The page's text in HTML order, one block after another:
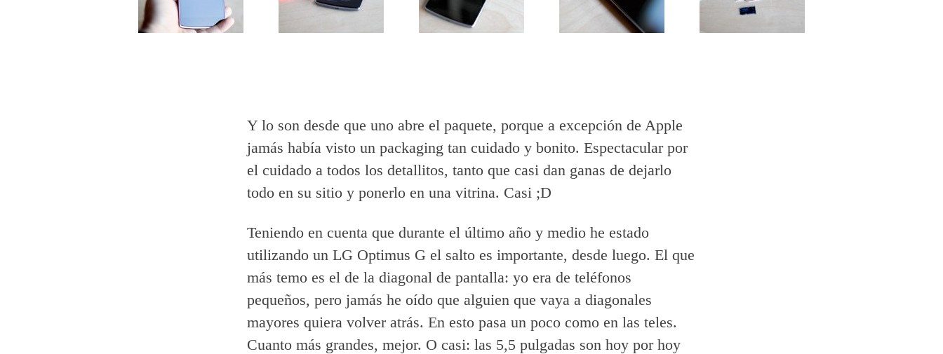
Y lo son desde que uno abre el paquete, porque a excepción de Apple
jamás había visto un packaging tan cuidado y bonito. Espectacular por
el cuidado a todos los detallitos, tanto que casi dan ganas de dejarlo
todo en su sitio y ponerlo en una vitrina. Casi ;D
Teniendo en cuenta que durante el último año y medio he estado
utilizando un LG Optimus G el salto es importante, desde luego. El que
más temo es el de la diagonal de pantalla: yo era de teléfonos
pequeños, pero jamás he oído que alguien que vaya a diagonales
mayores quiera volver atrás. En esto pasa un poco como en las teles.
Cuanto más grandes, mejor. O casi: las 5,5 pulgadas son hoy por hoy